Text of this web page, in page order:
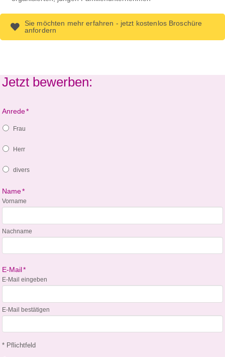
Sie möchten mehr erfahren - jetzt kostenlos Broschüre
anfordern
Jetzt bewerben:
Anrede*
Frau
Herr
divers
Name*
Vorname
Nachname
E-Mail*
E-Mail eingeben
E-Mail bestätigen
* Pflichtfeld